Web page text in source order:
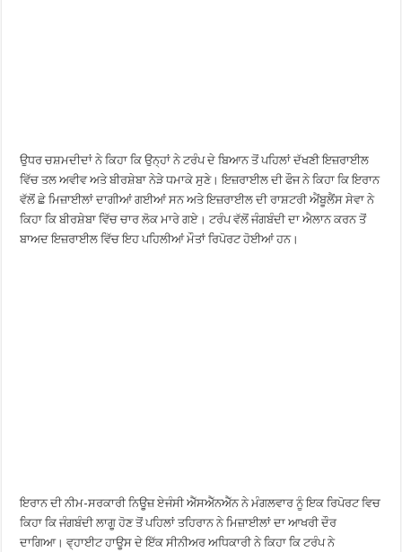
ਉਧਰ ਚਸ਼ਮਦੀਦਾਂ ਨੇ ਕਿਹਾ ਕਿ ਉਨ੍ਹਾਂ ਨੇ ਟਰੰਪ ਦੇ ਬਿਆਨ ਤੋਂ ਪਹਿਲਾਂ ਦੱਖਣੀ ਇਜ਼ਰਾਈਲ
ਵਿੱਚ ਤਲ ਅਵੀਵ ਅਤੇ ਬੀਰਸ਼ੇਬਾ ਨੇੜੇ ਧਮਾਕੇ ਸੁਣੇ। ਇਜ਼ਰਾਈਲ ਦੀ ਫੌਜ ਨੇ ਕਿਹਾ ਕਿ ਇਰਾਨ
ਵੱਲੋਂ ਛੇ ਮਿਜ਼ਾਈਲਾਂ ਦਾਗੀਆਂ ਗਈਆਂ ਸਨ ਅਤੇ ਇਜ਼ਰਾਈਲ ਦੀ ਰਾਸ਼ਟਰੀ ਐਂਬੂਲੈਂਸ ਸੇਵਾ ਨੇ
ਕਿਹਾ ਕਿ ਬੀਰਸ਼ੇਬਾ ਵਿੱਚ ਚਾਰ ਲੋਕ ਮਾਰੇ ਗਏ। ਟਰੰਪ ਵੱਲੋਂ ਜੰਗਬੰਦੀ ਦਾ ਐਲਾਨ ਕਰਨ ਤੋਂ
ਬਾਅਦ ਇਜ਼ਰਾਈਲ ਵਿੱਚ ਇਹ ਪਹਿਲੀਆਂ ਮੌਤਾਂ ਰਿਪੋਰਟ ਹੋਈਆਂ ਹਨ।
ਇਰਾਨ ਦੀ ਨੀਮ-ਸਰਕਾਰੀ ਨਿਊਜ਼ ਏਜੰਸੀ ਐੱਸਐੱਨਐੱਨ ਨੇ ਮੰਗਲਵਾਰ ਨੂੰ ਇਕ ਰਿਪੋਰਟ ਵਿਚ
ਕਿਹਾ ਕਿ ਜੰਗਬੰਦੀ ਲਾਗੂ ਹੋਣ ਤੋਂ ਪਹਿਲਾਂ ਤਹਿਰਾਨ ਨੇ ਮਿਜ਼ਾਈਲਾਂ ਦਾ ਆਖਰੀ ਦੌਰ
ਦਾਗਿਆ। ਵ੍ਹਾਈਟ ਹਾਊਸ ਦੇ ਇੱਕ ਸੀਨੀਅਰ ਅਧਿਕਾਰੀ ਨੇ ਕਿਹਾ ਕਿ ਟਰੰਪ ਨੇ